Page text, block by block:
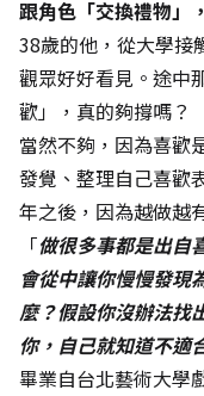
跟角色「交換禮物」
38歲的他，從大學接
觀眾好好看見。途中
歡」，真的夠撐嗎？
當然不夠，因為喜歡
發覺、整理自己喜歡
年之後，因為越做越
「做很多事都是出自
會從中讓你慢慢發現
麼？假設你沒辦法找
你，自己就知道不適
畢業自台北藝術大學